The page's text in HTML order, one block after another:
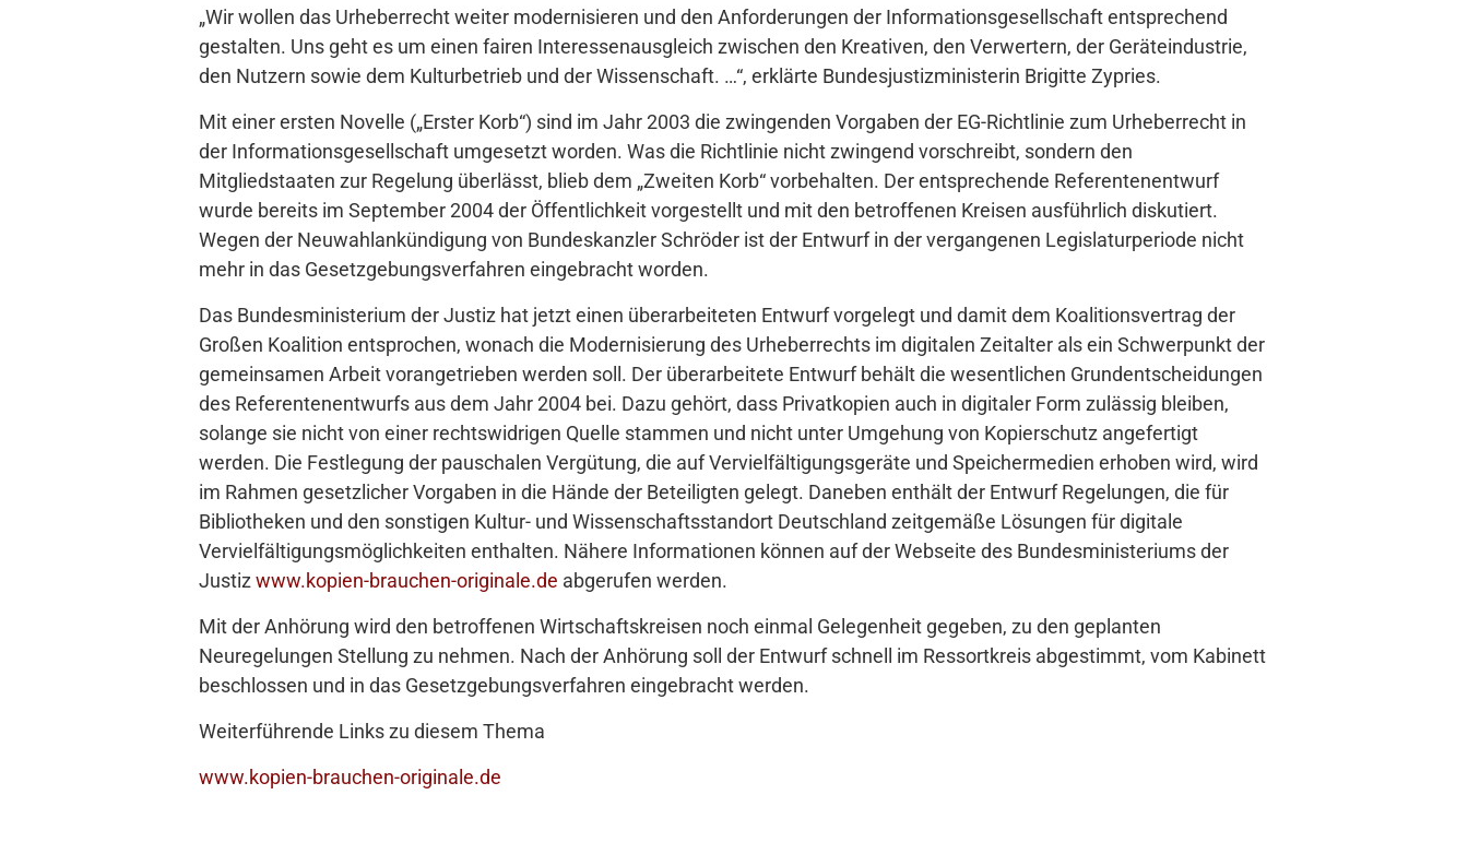
„Wir wollen das Urheberrecht weiter modernisieren und den Anforderungen der Informationsgesellschaft entsprechend
gestalten. Uns geht es um einen fairen Interessenausgleich zwischen den Kreativen, den Verwertern, der Geräteindustrie,
den Nutzern sowie dem Kulturbetrieb und der Wissenschaft. …“, erklärte Bundesjustizministerin Brigitte Zypries.
Mit einer ersten Novelle („Erster Korb“) sind im Jahr 2003 die zwingenden Vorgaben der EG-Richtlinie zum Urheberrecht in
der Informationsgesellschaft umgesetzt worden. Was die Richtlinie nicht zwingend vorschreibt, sondern den
Mitgliedstaaten zur Regelung überlässt, blieb dem „Zweiten Korb“ vorbehalten. Der entsprechende Referentenentwurf
wurde bereits im September 2004 der Öffentlichkeit vorgestellt und mit den betroffenen Kreisen ausführlich diskutiert.
Wegen der Neuwahlankündigung von Bundeskanzler Schröder ist der Entwurf in der vergangenen Legislaturperiode nicht
mehr in das Gesetzgebungsverfahren eingebracht worden.
Das Bundesministerium der Justiz hat jetzt einen überarbeiteten Entwurf vorgelegt und damit dem Koalitionsvertrag der
Großen Koalition entsprochen, wonach die Modernisierung des Urheberrechts im digitalen Zeitalter als ein Schwerpunkt der
gemeinsamen Arbeit vorangetrieben werden soll. Der überarbeitete Entwurf behält die wesentlichen Grundentscheidungen
des Referentenentwurfs aus dem Jahr 2004 bei. Dazu gehört, dass Privatkopien auch in digitaler Form zulässig bleiben,
solange sie nicht von einer rechtswidrigen Quelle stammen und nicht unter Umgehung von Kopierschutz angefertigt
werden. Die Festlegung der pauschalen Vergütung, die auf Vervielfältigungsgeräte und Speichermedien erhoben wird, wird
im Rahmen gesetzlicher Vorgaben in die Hände der Beteiligten gelegt. Daneben enthält der Entwurf Regelungen, die für
Bibliotheken und den sonstigen Kultur- und Wissenschaftsstandort Deutschland zeitgemäße Lösungen für digitale
Vervielfältigungsmöglichkeiten enthalten. Nähere Informationen können auf der Webseite des Bundesministeriums der
Justizwww.kopien-brauchen-originale.de abgerufen werden.
Mit der Anhörung wird den betroffenen Wirtschaftskreisen noch einmal Gelegenheit gegeben, zu den geplanten
Neuregelungen Stellung zu nehmen. Nach der Anhörung soll der Entwurf schnell im Ressortkreis abgestimmt, vom Kabinett
beschlossen und in das Gesetzgebungsverfahren eingebracht werden.
Weiterführende Links zu diesem Thema
www.kopien-brauchen-originale.de